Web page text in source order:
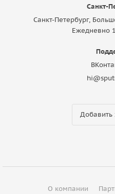
Санкт-
Санкт-Петербург,
Ежедневно
Добавить
О компании